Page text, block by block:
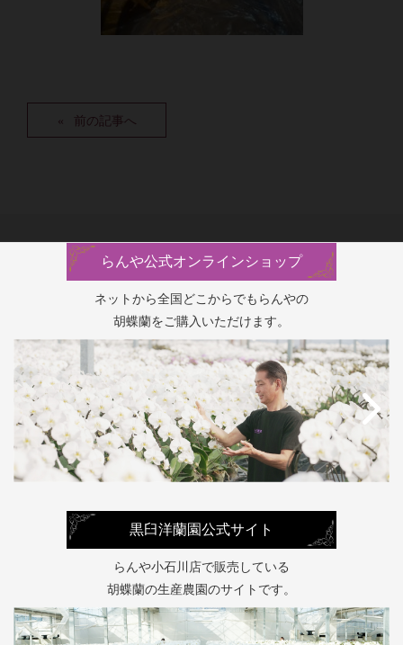
前の記事へ
らんや公式オンラインショップ
ネットから全国どこからでもらんやの
胡蝶蘭をご購入いただけます。
黒臼洋蘭園公式サイト
らんや小石川店で販売している
胡蝶蘭の生産農園のサイトです。